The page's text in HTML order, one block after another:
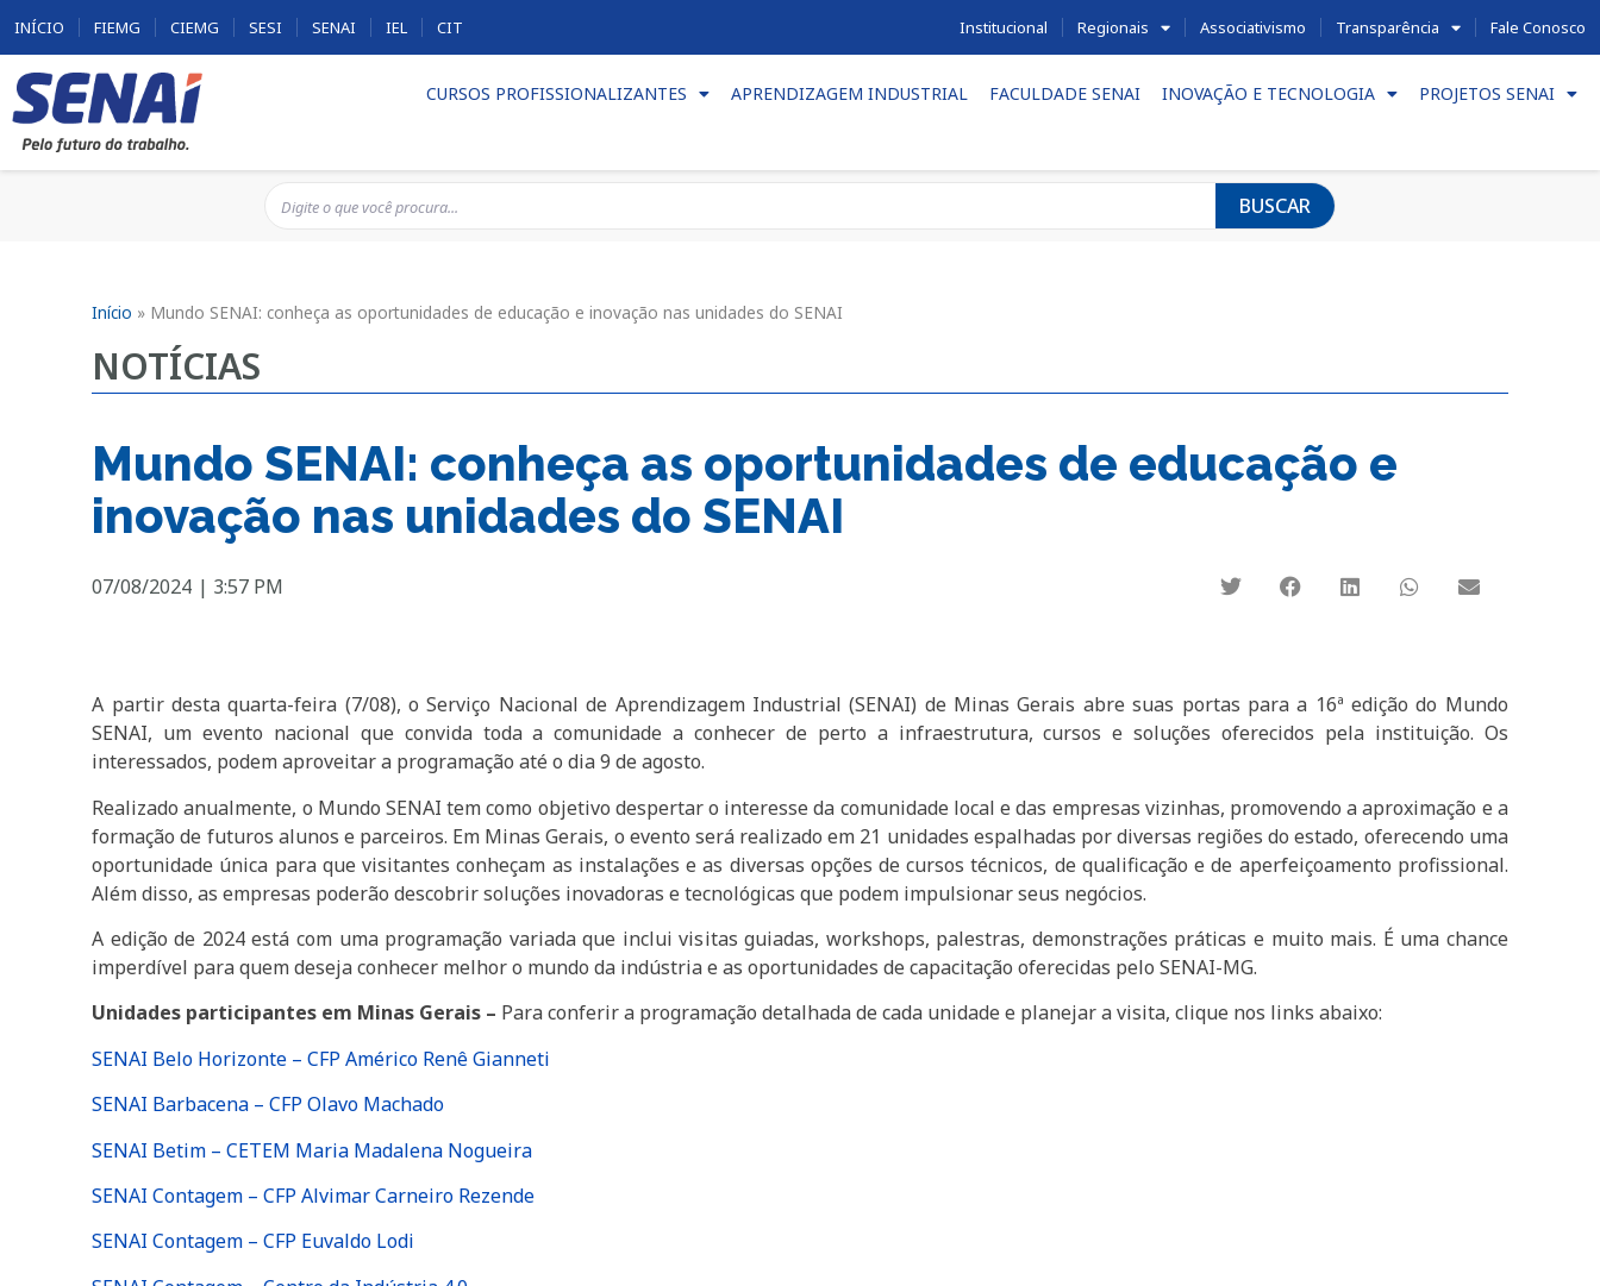
INÍCIO FIEMG CIEMG SESI SENAI IEL CIT Institucional Regionais Associativismo Transparência Fale Conosco
CURSOS PROFISSIONALIZANTES APRENDIZAGEM INDUSTRIAL FACULDADE SENAI INOVAÇÃO E TECNOLOGIA PROJETOS SENAI
BUSCAR
Início » Mundo SENAI: conheça as oportunidades de educação e inovação nas unidades do SENAI
NOTÍCIAS
Mundo SENAI: conheça as oportunidades de educação e
inovação nas unidades do SENAI
07/08/2024 | 3:57 PM
A partir desta quarta-feira (7/08), o Serviço Nacional de Aprendizagem Industrial (SENAI) de Minas Gerais abre suas portas para a 16ª edição do Mundo
SENAI, um evento nacional que convida toda a comunidade a conhecer de perto a infraestrutura, cursos e soluções oferecidos pela instituição. Os
interessados, podem aproveitar a programação até o dia 9 de agosto.
Realizado anualmente, o Mundo SENAI tem como objetivo despertar o interesse da comunidade local e das empresas vizinhas, promovendo a aproximação e a
formação de futuros alunos e parceiros. Em Minas Gerais, o evento será realizado em 21 unidades espalhadas por diversas regiões do estado, oferecendo uma
oportunidade única para que visitantes conheçam as instalações e as diversas opções de cursos técnicos, de qualificação e de aperfeiçoamento profissional.
Além disso, as empresas poderão descobrir soluções inovadoras e tecnológicas que podem impulsionar seus negócios.
A edição de 2024 está com uma programação variada que inclui visitas guiadas, workshops, palestras, demonstrações práticas e muito mais. É uma chance
imperdível para quem deseja conhecer melhor o mundo da indústria e as oportunidades de capacitação oferecidas pelo SENAI-MG.
Unidades participantes em Minas Gerais – Para conferir a programação detalhada de cada unidade e planejar a visita, clique nos links abaixo:
SENAI Belo Horizonte – CFP Américo Renê Gianneti
SENAI Barbacena – CFP Olavo Machado
SENAI Betim – CETEM Maria Madalena Nogueira
SENAI Contagem – CFP Alvimar Carneiro Rezende
SENAI Contagem – CFP Euvaldo Lodi